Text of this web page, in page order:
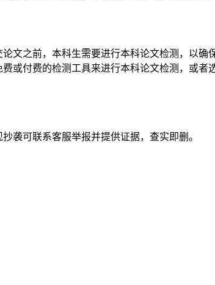
文之前，本科生需要进行本科论文检测，以
或付费的检测工具来进行本科论文检测，或者
袭可联系客服举报并提供证据，查实即删。